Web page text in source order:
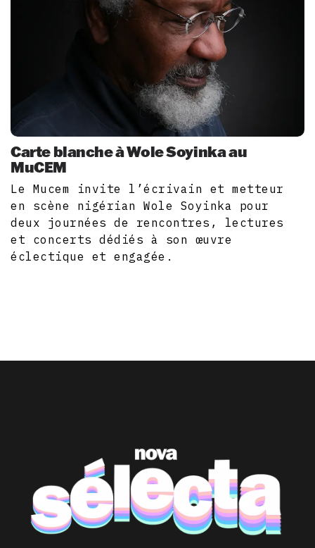
Carte blanche à Wole Soyinka au
MuCEM
Le Mucem invite l’écrivain et metteur
en scène nigérian Wole Soyinka pour
deux journées de rencontres, lectures
et concerts dédiés à son œuvre
éclectique et engagée.